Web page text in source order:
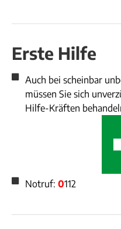
Erste Hilfe
Auch bei scheinbar
müssen Sie sich
Hilfe-Kräften
Notruf: 0112